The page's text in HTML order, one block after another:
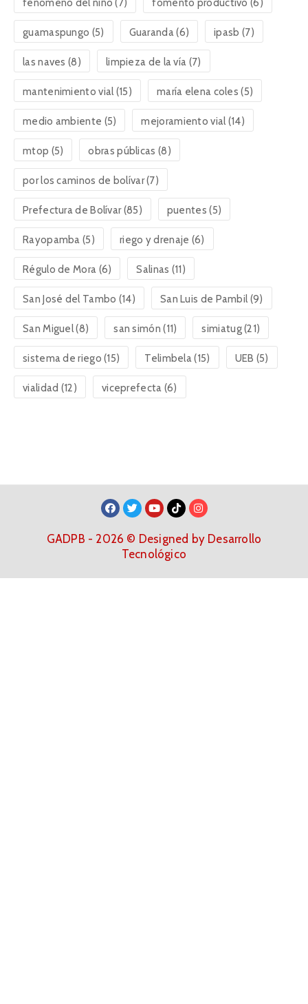
fenómeno del niño (7) fomento productivo (6)
guamaspungo (5) Guaranda(6) ipasb (7)
las naves (8) limpieza de la vía (7)
mantenimiento vial(15) maría elena coles (5)
medio ambiente (5) mejoramiento vial(14)
mtop (5) obras públicas (8)
por los caminos de bolívar(7)
Prefectura de Bolívar(85) puentes (5)
Rayopamba (5) riego y drenaje (6)
Régulo de Mora (6) Salinas (11)
San José del Tambo (14) San Luis de Pambil(9)
San Miguel(8) san simón (11) simiatug(21)
sistema de riego (15) Telimbela(15) UEB (5)
vialidad (12) viceprefecta (6)
GADPB - 2026 © Designed by Desarrollo
Tecnológico